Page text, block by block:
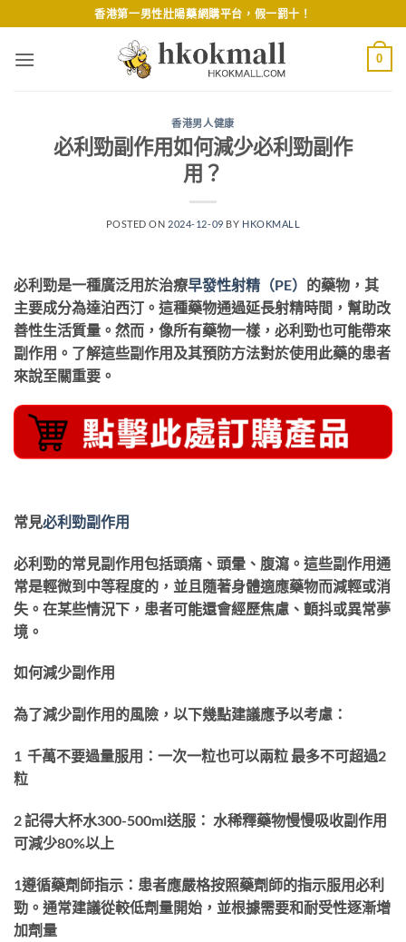
to
content
香港第一男性壯陽藥網購平台，假一罰十！
0
香港男人健康
必利勁副作用如何減少必利勁副作
用？
POSTED ON 2024-12-09 BY HKOKMALL
必利勁是一種廣泛用於治療早發性射精（PE） 的藥物，其
主要成分為達泊西汀。這種藥物通過延長射精時間，幫助改
善性生活質量。然而，像所有藥物一樣，必利勁也可能帶來
副作用。了解這些副作用及其預防方法對於使用此藥的患者
來說至關重要。
常見必利勁副作用
必利勁的常見副作用包括頭痛、頭暈、腹瀉。這些副作用通
常是輕微到中等程度的，並且隨著身體適應藥物而減輕或消
失。在某些情況下，患者可能還會經歷焦慮、顫抖或異常夢
境。
如何減少副作用
為了減少副作用的風險，以下幾點建議應予以考慮：
1 千萬不要過量服用：一次一粒也可以兩粒 最多不可超過2
粒
2 記得大杯水300-500ml送服： 水稀釋藥物慢慢吸收副作用
可減少80%以上
1遵循藥劑師指示：患者應嚴格按照藥劑師的指示服用必利
勁。通常建議從較低劑量開始，並根據需要和耐受性逐漸增
加劑量